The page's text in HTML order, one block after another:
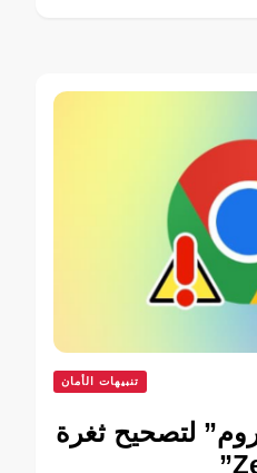
تنبيهات الأمان
لتصحيح ثغرة